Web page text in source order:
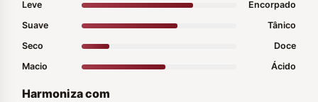
Leve
Encorpado
Suave
Tânico
Seco
Doce
Macio
Ácido
Harmoniza com